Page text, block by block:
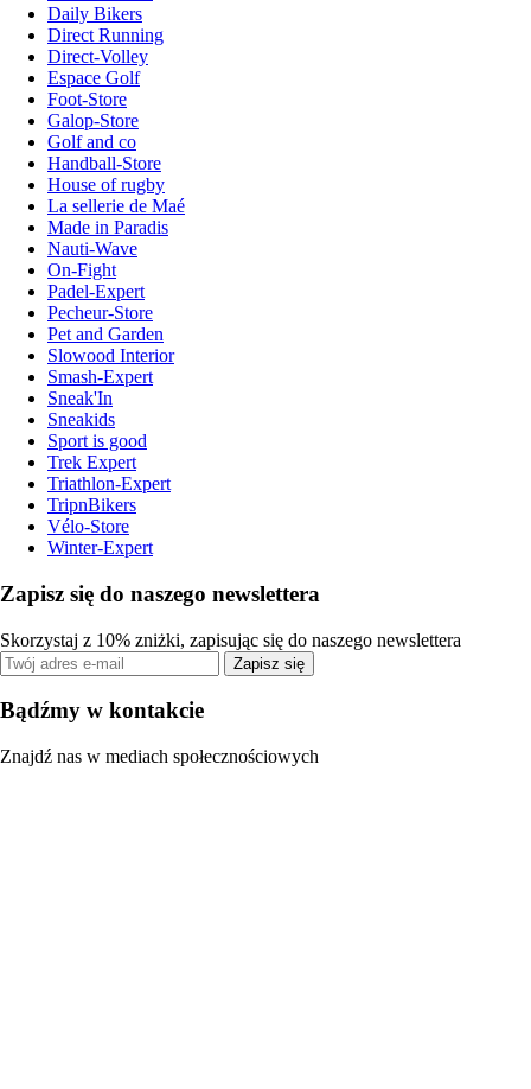
Daily Bikers
Direct Running
Direct-Volley
Espace Golf
Foot-Store
Galop-Store
Golf and co
Handball-Store
House of rugby
La sellerie de Maé
Made in Paradis
Nauti-Wave
On-Fight
Padel-Expert
Pecheur-Store
Pet and Garden
Slowood Interior
Smash-Expert
Sneak'In
Sneakids
Sport is good
Trek Expert
Triathlon-Expert
TripnBikers
Vélo-Store
Winter-Expert
Zapisz się do naszego newslettera
Skorzystaj z 10% zniżki, zapisując się do naszego newslettera
Zapisz się
Bądźmy w kontakcie
Znajdź nas w mediach społecznościowych